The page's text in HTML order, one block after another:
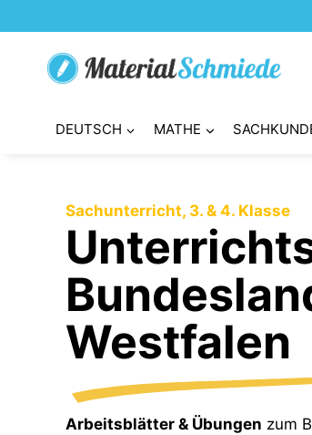
Inhalt
springen
DEUTSCH MATHE
Sachunterricht, 3. & 4. Klasse
Westfalen
Arbeitsblätter & Übungen zum